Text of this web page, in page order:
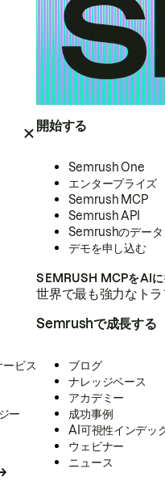
開始する
Semrush One
エンタープライズ
Semrush MCP
Semrush API
Semrushのデータ
デモを申し込む
SEMRUSH MCPをAIに
世界で最も強力なト
ービス
ー
Semrushで成長する
ブログ
ナレッジベース
アカデミー
成功事例
AI可視性インデッ
ウェビナー
ニュース